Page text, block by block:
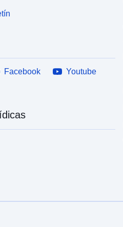
Facebook
Youtube